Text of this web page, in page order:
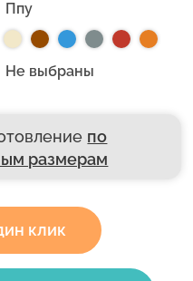
Ппу
Не выбраны
по
размерам
клик